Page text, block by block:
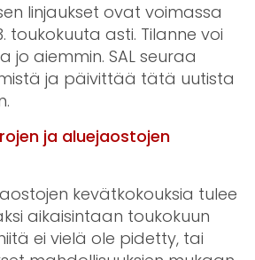
linjaukset ovat voimassa
toukokuuta asti. Tilanne voi
jo aiemmin. SAL seuraa
ja päivittää tätä uutista
ja aluejaostojen
kevätkokouksia tulee
aikaisintaan toukokuun
ei vielä ole pidetty, tai